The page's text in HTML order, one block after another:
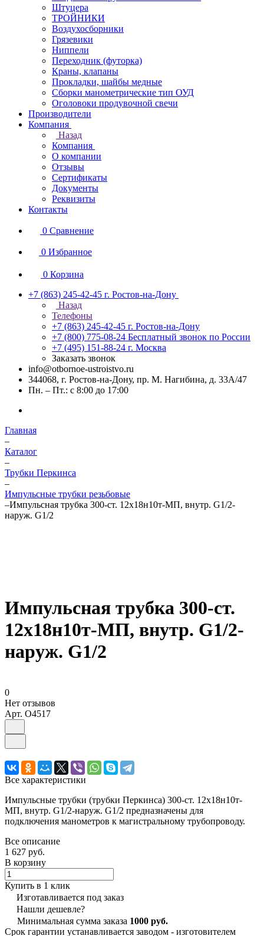
Штуцера
ТРОЙНИКИ
Воздухосборники
Грязевики
Ниппели
Переходник (футорка)
Краны, клапаны
Прокладки, шайбы медные
Сборки манометрические тип ОУД
Оголовоки продувочной свечи
Производители
Компания
Назад
Компания
О компании
Отзывы
Сертификаты
Документы
Реквизиты
Контакты
0 Сравнение
0 Избранное
0 Корзина
+7 (863) 245-42-45 г. Ростов-на-Дону
Назад
Телефоны
+7 (863) 245-42-45 г. Ростов-на-Дону
+7 (800) 775-08-24 Бесплатный звонок по России
+7 (495) 151-88-24 г. Москва
Заказать звонок
info@otbornoe-ustroistvo.ru
344068, г. Ростов-на-Дону, пр. М. Нагибина, д. 33А/47
Пн. – Пт.: с 8:00 до 17:00
Главная
–
Каталог
–
Трубки Перкинса
–
Импульсные трубки резьбовые
–Импульсная трубка 300-ст. 12х18н10т-МП, внутр. G1/2-
наруж. G1/2
Импульсная трубка 300-ст.
12х18н10т-МП, внутр. G1/2-
наруж. G1/2
0
Нет отзывов
Арт. O4517
Все характеристики
Импульсные трубки (трубки Перкинса) 300-ст. 12х18н10т-
МП, внутр. G1/2-наруж. G1/2 предназначены для
подключения манометров к магистральному трубопроводу.
Все описание
1 627 руб.
В корзину
Купить в 1 клик
Изготавливается под заказ
Нашли дешевле?
Минимальная сумма заказа 1000 руб.
Срок гарантии устанавливается заводом - изготовителем